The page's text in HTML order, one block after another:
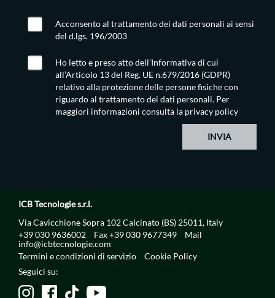
Acconsento al trattamento dei dati personali ai sensi
del d.lgs. 196/2003
Ho letto e preso atto dell’Informativa di cui
all’Articolo 13 del Reg. UE n.679/2016 (GDPR)
relativo alla protezione delle persone fisiche con
riguardo al trattamento dei dati personali. Per
maggiori informazioni consulta la privacy policy
INVIA
ICB Tecnologie s.r.l.
Via Cavicchione Sopra 102 Calcinato (BS) 25011, Italy
+39 030 9636002
Fax +39 030 9677349
Mail
info@icbtecnologie.com
Termini e condizioni di servizio
Cookie Policy
Seguici su: